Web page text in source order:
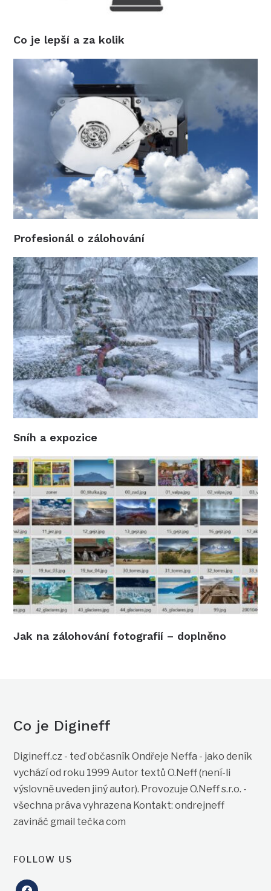
Co je lepší a za kolik
Profesionál o zálohování
Sníh a expozice
Jak na zálohování fotografií – doplněno
Co je Digineff
Digineff.cz - teď občasník Ondřeje Neffa - jako deník
vychází od roku 1999 Autor textů O.Neff (není-li
výslovně uveden jiný autor). Provozuje O.Neff s.r.o. -
všechna práva vyhrazena Kontakt: ondrejneff
zavináč gmail tečka com
FOLLOW US
facebook